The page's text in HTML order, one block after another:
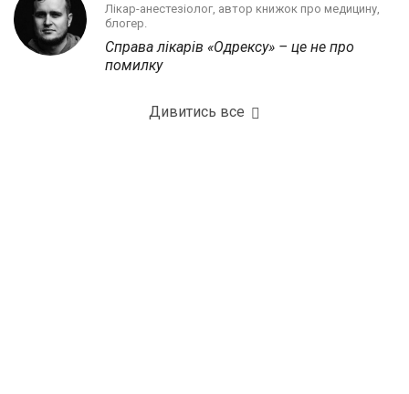
Лікар-анестезіолог, автор книжок про медицину,
блогер.
Справа лікарів «Одрексу» – це не про
помилку
Дивитись все